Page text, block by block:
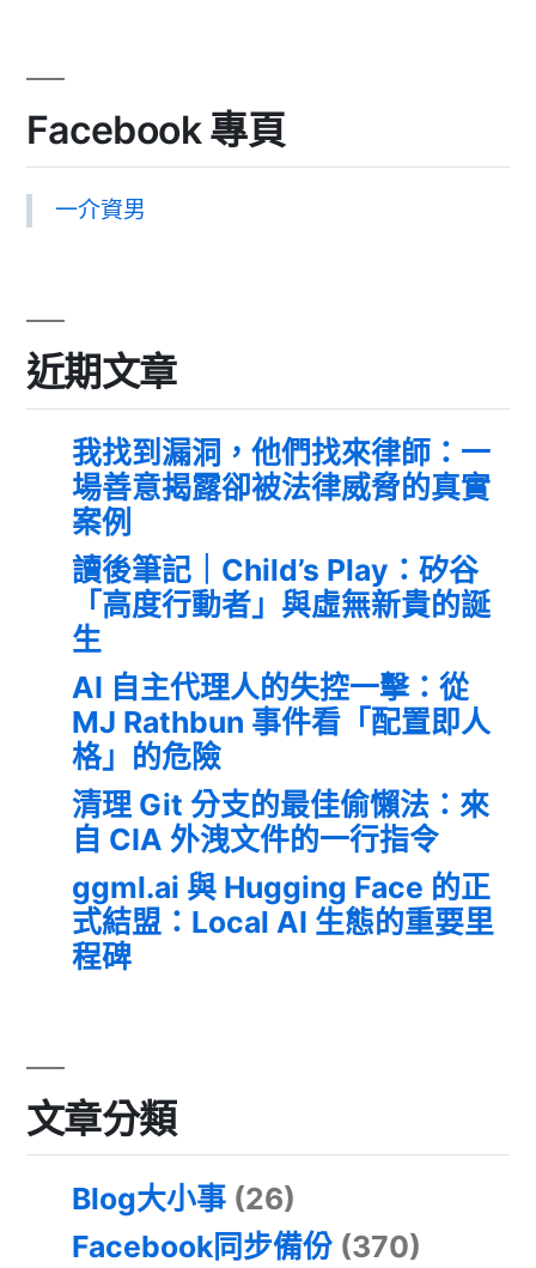
Facebook 專頁
一介資男
近期文章
我找到漏洞，他們找來律師：一
場善意揭露卻被法律威脅的真實
案例
讀後筆記｜Child’s Play：矽谷
「高度行動者」與虛無新貴的誕
生
AI 自主代理人的失控一擊：從
MJ Rathbun 事件看「配置即人
格」的危險
清理 Git 分支的最佳偷懶法：來
自 CIA 外洩文件的一行指令
ggml.ai 與 Hugging Face 的正
式結盟：Local AI 生態的重要里
程碑
文章分類
Blog大小事 (26)
Facebook同步備份 (370)